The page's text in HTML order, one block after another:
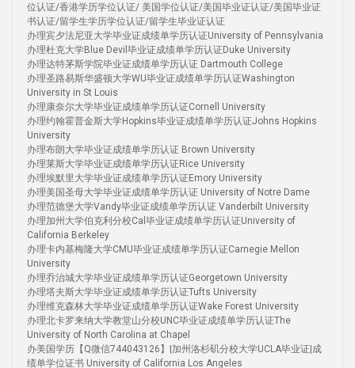
位认证/香港学历学位认证/ 美国学位认证/美国毕业证认证/美国毕业证
书认证/留学生学历学位认证/留学生毕业证认证
办理宾夕法尼亚大学毕业证成绩单学历认证University of Pennsylvania
办理杜克大学Blue Devil毕业证成绩单学历认证Duke University
办理达特茅斯学院毕业证成绩单学历认证 Dartmouth College
办理圣路易斯华盛顿大学WU毕业证成绩单学历认证Washington
University in St Louis
办理康奈尔大学毕业证成绩单学历认证Cornell University
办理约翰霍普金斯大学Hopkins毕业证成绩单学历认证Johns Hopkins
University
办理布朗大学毕业证成绩单学历认证 Brown University
办理莱斯大学毕业证成绩单学历认证Rice University
办理埃默里大学毕业证成绩单学历认证Emory University
办理美国圣母大学毕业证成绩单学历认证 University of Notre Dame
办理范德堡大学Vandy毕业证成绩单学历认证 Vanderbilt University
办理加州大学伯克利分校Cal毕业证成绩单学历认证University of
California Berkeley
办理卡内基梅隆大学CMU毕业证成绩单学历认证Carnegie Mellon
University
办理乔治城大学毕业证成绩单学历认证Georgetown University
办理塔夫斯大学毕业证成绩单学历认证Tufts University
办理维克森林大学毕业证成绩单学历认证Wake Forest University
办理北卡罗来纳大学教堂山分校UNC毕业证成绩单学历认证The
University of North Carolina at Chapel
办美国学历【Q微信744043126】|加州洛杉矶分校大学UCLA毕业证|成
绩单学位证书 University of California Los Angeles